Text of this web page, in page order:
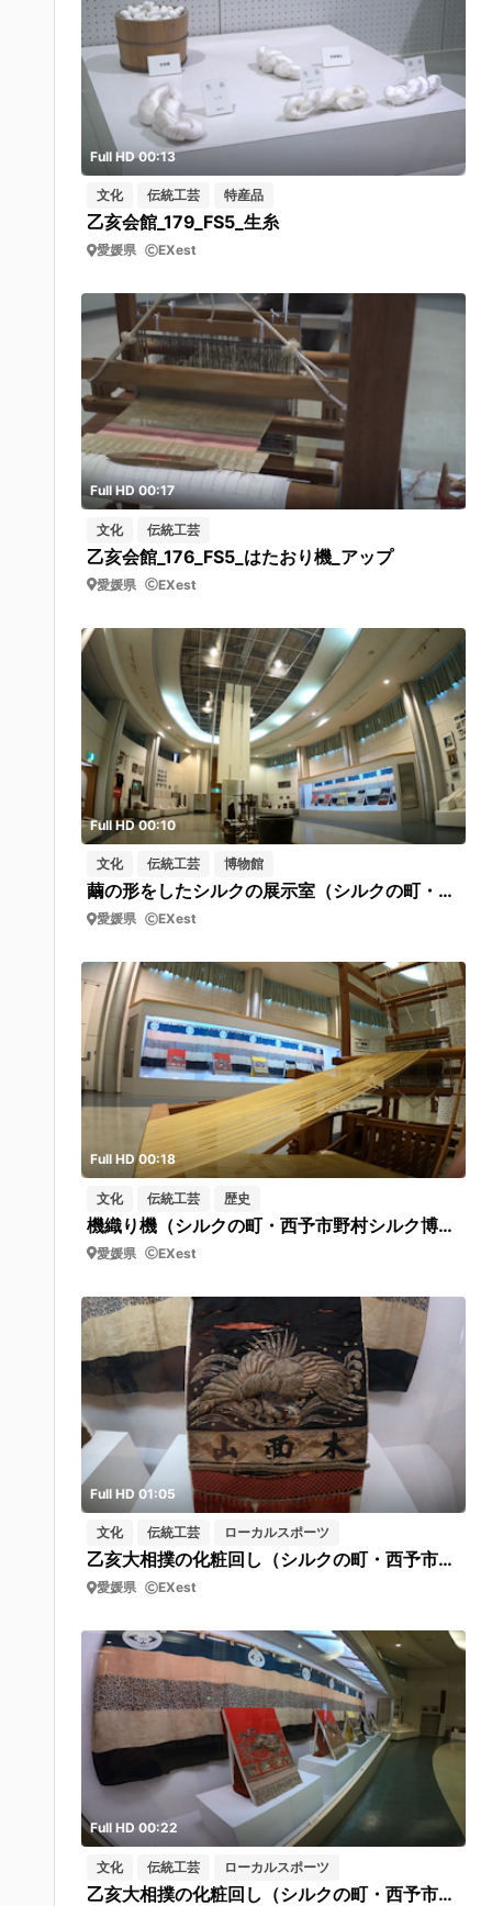
Full HD 00:13
文化 伝統工芸 特産品
乙亥会館_179_FS5_生糸
愛媛県 EXest
Full HD 00:17
文化 伝統工芸
乙亥会館_176_FS5_はたおり機_アップ
愛媛県 EXest
Full HD 00:10
文化 伝統工芸 博物館
繭の形をしたシルクの展示室（シルクの町・西予市野村シルク博物館）上から下へパーン
愛媛県 EXest
Full HD 00:18
文化 伝統工芸 歴史
機織り機（シルクの町・西予市野村シルク博物館）フィックス
愛媛県 EXest
Full HD 01:05
文化 伝統工芸 ローカルスポーツ
乙亥大相撲の化粧回し（シルクの町・西予市野村シルク博物館 ）展示品アップ
愛媛県 EXest
Full HD 00:22
文化 伝統工芸 ローカルスポーツ
乙亥大相撲の化粧回し（シルクの町・西予市野村シルク博物館 ）